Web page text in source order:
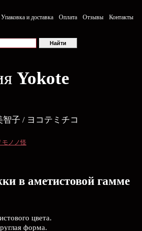
Упаковка и доставка Оплата Отзывы
Контакты
Yokote
智子 / ヨコテミチコ
モノノ怪
в аметистовой гамме
цвета.
форма.